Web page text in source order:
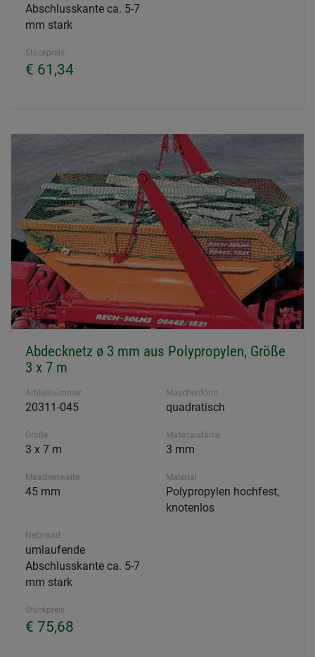
Abschlusskante ca. 5-7
mm stark
Stückpreis
€ 61,34
Abdecknetz ø 3 mm aus Polypropylen, Größe
3 x 7 m
Artikelnummer
20311-045
Maschenform
quadratisch
Größe
3 x 7 m
Materialstärke
3 mm
Maschenweite
45 mm
Material
Polypropylen hochfest,
knotenlos
Netzrand
umlaufende
Abschlusskante ca. 5-7
mm stark
Stückpreis
€ 75,68